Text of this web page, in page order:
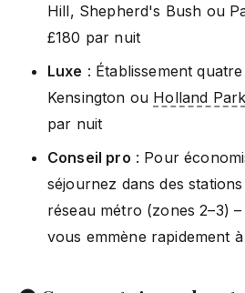
Hill, Shepherd's Bush ou
£180 par nuit
Luxe : Établissement
Kensington ou Holland Park
par nuit
Conseil pro : Pour
séjournez dans des
réseau métro (zones 2–3)
vous emmène rapidement